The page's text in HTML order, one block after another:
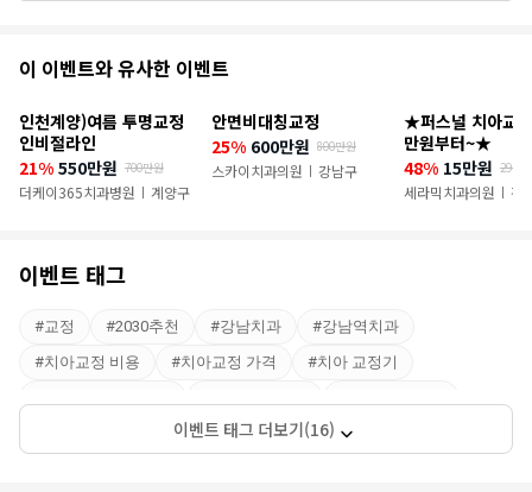
추
이
벤
이 이벤트와 유사한 이벤트
인천계양)여름 투명교정
인비절라인
21% 550만원 700만원
더케이365치과병원 | 계양구
안면비대칭교정
25% 600만원 800만원
스카이치과의원 | 강남구
★퍼스널 치아교
만원부터~★
48% 15만원 29만원
세라믹치과의원 | 강
이벤트 태그
#교정 #2030추천 #강남치과 #강남역치과
#치아교정 비용 #치아교정 가격 #치아 교정기
#치과교정 #강남 치아교정
이벤트 태그 더보기(16)